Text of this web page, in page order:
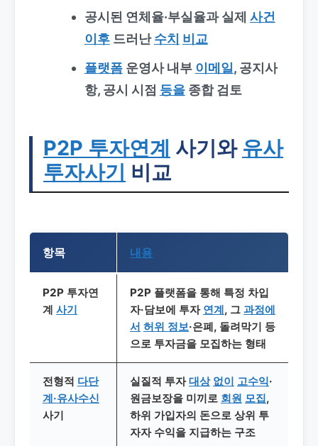
공시된 연체율·부실율과 실제 사건
이후드러난수치 비교
플랫폼운영사 내부 이메일 , 공지사
항, 공시 시점 등을종합 검토
P2P 투자연계 사기와 유사
투자사기 비교
항목 내용
P2P 투자연
계 사기
P2P 플랫폼을 통해 특정 차입
자·담보에 투자 연계, 그 과정에
서 허위 정보·은폐, 돌려막기 등
으로 투자금을 모집하는 형태
전형적 다단
계·유사수신
사기
실질적 투자대상 없이 고수익·
원금보장을 미끼로 회원 모집,
하위 가입자의 돈으로 상위 투
자자 수익을 지급하는 구조